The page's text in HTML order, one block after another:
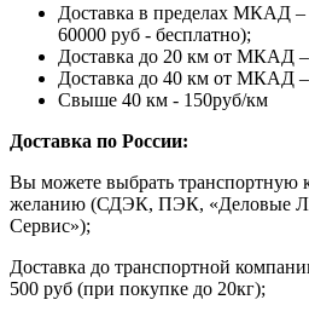
Доставка в пределах МКАД –
60000 руб - бесплатно);
Доставка до 20 км от МКАД
Доставка до 40 км от МКАД
Свыше 40 км - 150руб/км
Доставка по России:
Вы можете выбрать транспортную
желанию (СДЭК, ПЭК, «Деловые
Сервис»);
Доставка до транспортной
500 руб (при покупке до 20кг);